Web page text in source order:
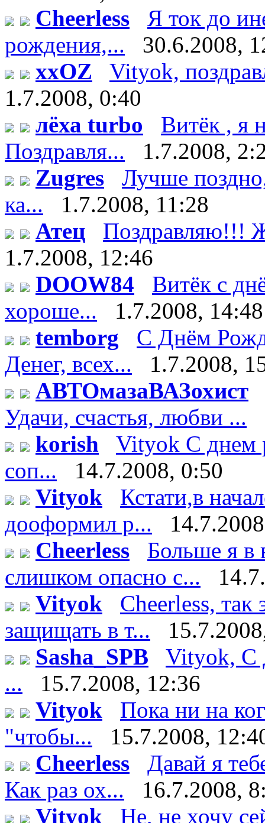
Cheerless
Я ток до
рождения,...
30.6.2008,
xxOZ
Vityok,
1.7.2008, 0:40
лёха turbo
Витёк , я
Поздравля...
1.7.2008,
Zugres
Лучше
ка...
1.7.2008, 11:28
Атец
Поздравляю!!!
1.7.2008, 12:46
DOOW84
Витёк с
хороше...
1.7.2008, 14:48
temborg
С Днём
Денег, всех...
1.7.2008,
АВТОмазаВАЗохист
Удачи, счастья, любви ...
korish
Vityok С днем
соп...
14.7.2008, 0:50
Vityok
Кстати,в
дооформил р...
Cheerless
Больше я в
слишком опасно с...
Vityok
Cheerless,
защищать в т...
Sasha_SPB
Vityok, С
...
15.7.2008, 12:36
Vityok
Пока ни на
"чтобы...
15.7.2008,
Cheerless
Давай я
Как раз ох...
16.7.2008,
Vityok
Не, не хочу